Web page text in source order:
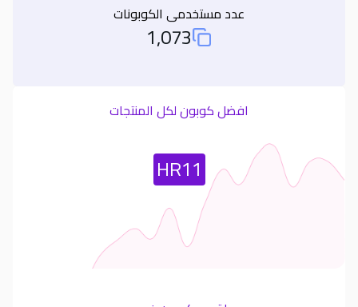
عدد مستخدمى الكوبونات
Total Used Coupons
1,073
افضل كوبون لكل المنتجات
Most Used CouponHR11